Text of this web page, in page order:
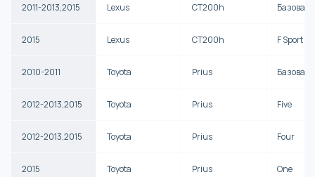
2011-2013,2015 Lexus CT200h Базовая
2015 Lexus CT200h F Sport
2010-2011 Toyota Prius Базовая
2012-2013,2015 Toyota Prius Five
2012-2013,2015 Toyota Prius Four
2015 Toyota Prius One